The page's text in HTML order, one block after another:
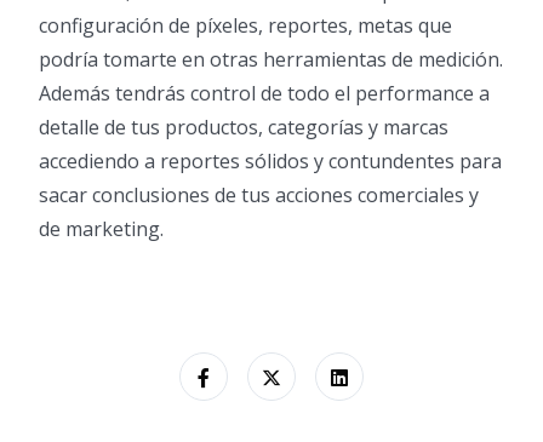
configuración de píxeles, reportes, metas que
podría tomarte en otras herramientas de medición.
Además tendrás control de todo el performance a
detalle de tus productos, categorías y marcas
accediendo a reportes sólidos y contundentes para
sacar conclusiones de tus acciones comerciales y
de marketing.